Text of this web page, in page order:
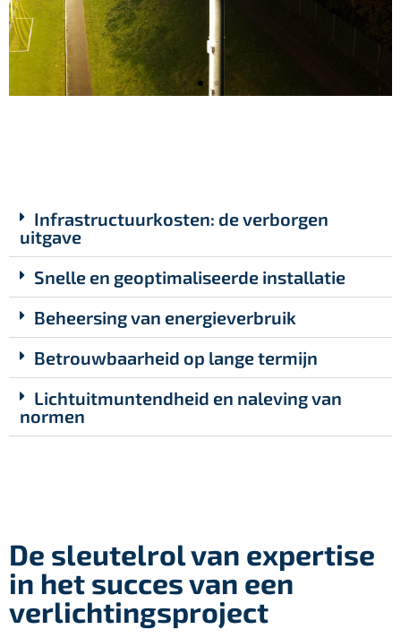
Infrastructuurkosten: de verborgen
uitgave
Snelle en geoptimaliseerde installatie
Beheersing van energieverbruik
Betrouwbaarheid op lange termijn
Lichtuitmuntendheid en naleving van
normen
De sleutelrol van expertise
in het succes van een
verlichtingsproject